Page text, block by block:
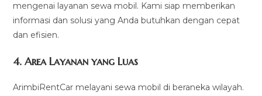
mengenai layanan sewa mobil. Kami siap memberikan
informasi dan solusi yang Anda butuhkan dengan cepat
dan efisien.
4.Area Layanan yang Luas
ArimbiRentCar melayani sewa mobil di beraneka wilayah.